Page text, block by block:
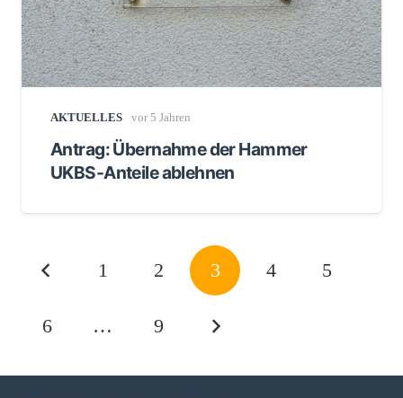
AKTUELLES vor 5 Jahren
Antrag: Übernahme der Hammer
UKBS-Anteile ablehnen
1 2 3 4 5
6 … 9